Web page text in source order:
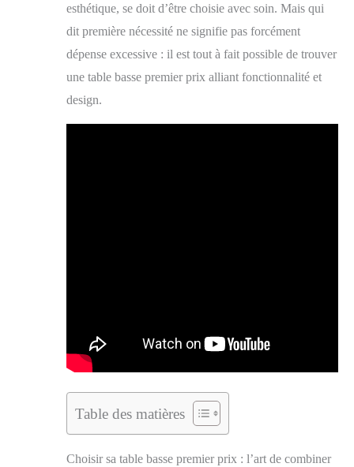
esthétique, se doit d’être choisie avec soin. Mais qui
dit première nécessité ne signifie pas forcément
dépense excessive : il est tout à fait possible de trouver
une table basse premier prix alliant fonctionnalité et
design.
Table des matières
Choisir sa table basse premier prix : l’art de combiner